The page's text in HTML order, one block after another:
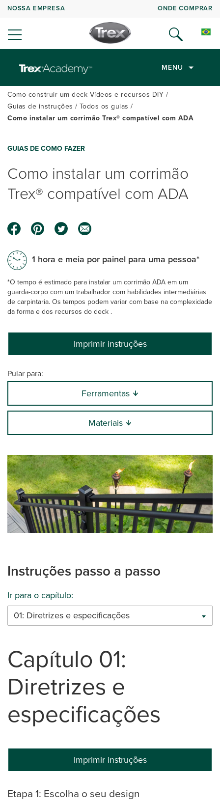
NOSSA EMPRESA ONDE COMPRAR
MENU
Como construir um deck Vídeos e recursos DIY
Guias de instruções
Todos os guias
Como instalar um corrimão Trex® compatível com ADA
GUIAS DE COMO FAZER
Como instalar um corrimão
Trex® compatível com ADA
1 hora e meia por painel para uma pessoa*
*O tempo é estimado para instalar um corrimão ADA em um
guarda-corpo com um trabalhador com habilidades intermediárias
de carpintaria. Os tempos podem variar com base na complexidade
da forma e dos recursos do deck .
Imprimir instruções
Pular para:
Ferramentas
Materiais
Instruções passo a passo
Ir para o capítulo:
01: Diretrizes e especificações
Capítulo 01:
Diretrizes e
especificações
Imprimir instruções
Etapa 1: Escolha o seu design